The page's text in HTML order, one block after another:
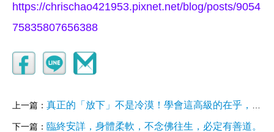
https://chrischao421953.pixnet.net/blog/posts/9054
75835807656388
上一篇： 真正的「放下」不是冷漠！學會這高級的在乎，讓你心無所住，卻能生出大慈悲。
下一篇： 臨終安詳，身體柔軟，不念佛往生，必定有善道。